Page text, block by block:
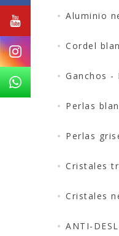
Aluminio
Cordel
Ganchos -
Perlas
Perlas
Cristales
Cristales
ANTI-